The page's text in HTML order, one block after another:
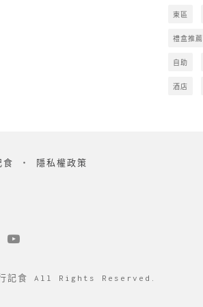
東區
禮盒推薦
自助
酒店
食 ‧ 隱私權政策
記食 All Rights Reserved.